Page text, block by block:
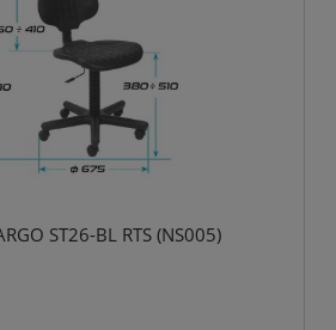
ST26-BL RTS (NS005)